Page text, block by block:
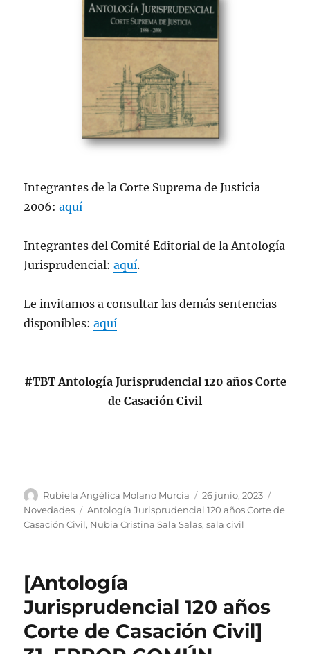
Integrantes de la Corte Suprema de Justicia
2006:aquí
Integrantes del Comité Editorial de la Antología
Jurisprudencial:aquí.
Le invitamos a consultar las demás sentencias
disponibles:aquí
#TBT Antología Jurisprudencial 120 años Corte
de Casación Civil
Autor
Rubiela Angélica Molano Murcia
Publicado
el
26 junio, 2023
Novedades
Etiquetas
Antología Jurisprudencial 120 años Corte de
Casación Civil, Nubia Cristina Sala Salas,sala civil
[Antología
Jurisprudencial 120 años
Corte de Casación Civil]